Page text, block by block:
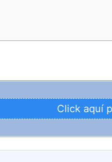
Click aquí